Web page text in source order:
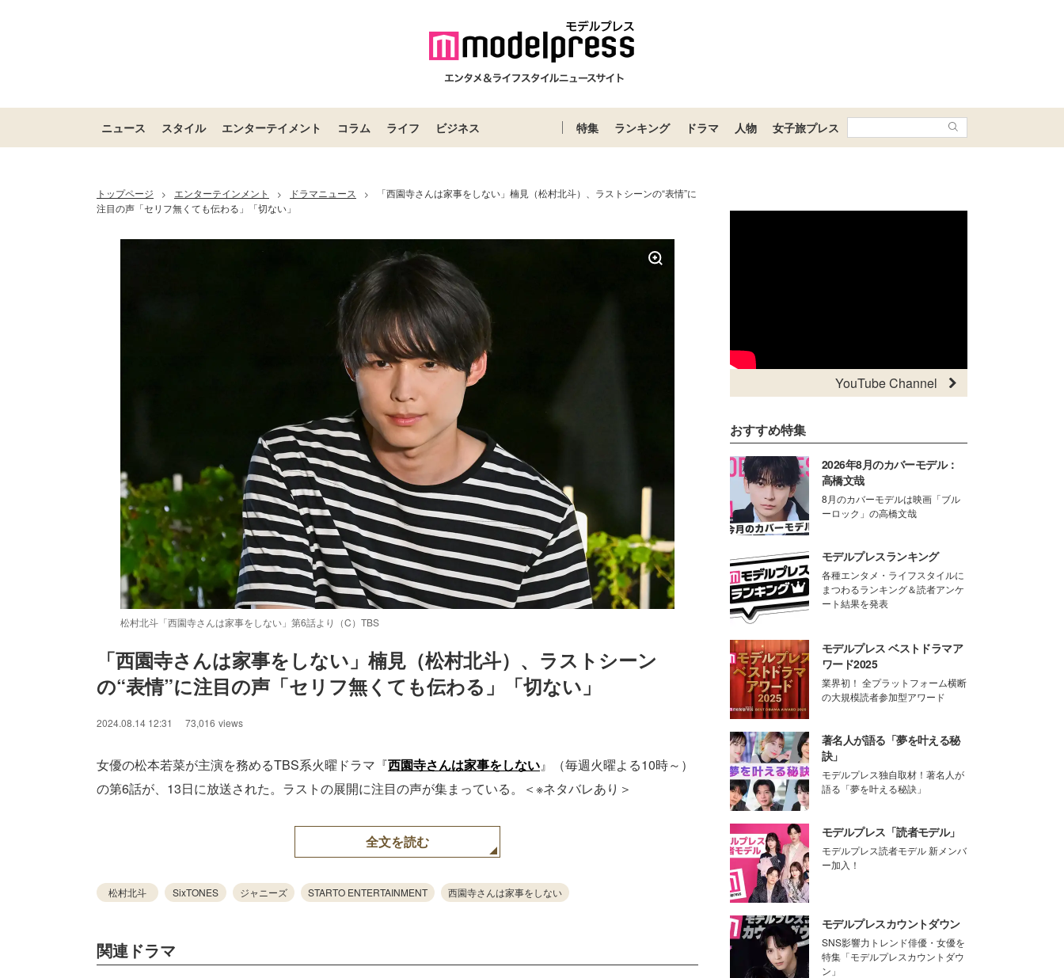
ニュース スタイル エンターテイメント コラム ライフ ビジネス 特集 ランキング ドラマ 人物 女子旅プレス
トップページ > エンターテインメント > ドラマニュース >
「西園寺さんは家事をしない」楠見（松村北斗）、ラストシーンの“表情”に
注目の声「セリフ無くても伝わる」「切ない」
松村北斗「西園寺さんは家事をしない」第6話より（C）TBS
Unmute / Loaded
87.03%
「西園寺さんは家事をしない」楠見（松村北斗）、ラストシーン
の“表情”に注目の声「セリフ無くても伝わる」「切ない」
2024.08.14 12:31 73,016 views
女優の松本若菜が主演を務めるTBS系火曜ドラマ『西園寺さんは家事をしない』（毎週火曜よる10時～）
の第6話が、13日に放送された。ラストの展開に注目の声が集まっている。＜※ネタバレあり＞
全文を読む
松村北斗 SixTONES ジャニーズ STARTO ENTERTAINMENT 西園寺さんは家事をしない
関連ドラマ
YouTube Channel
おすすめ特集
2026年8月のカバーモデル：
高橋文哉
8月のカバーモデルは映画「ブル
ーロック」の高橋文哉
モデルプレスランキング
各種エンタメ・ライフスタイルに
まつわるランキング＆読者アンケ
ート結果を発表
モデルプレス ベストドラマア
ワード2025
業界初！ 全プラットフォーム横断
の大規模読者参加型アワード
著名人が語る「夢を叶える秘
訣」
モデルプレス独自取材！著名人が
語る「夢を叶える秘訣」
モデルプレス「読者モデル」
モデルプレス読者モデル 新メンバ
ー加入！
モデルプレスカウントダウン
SNS影響力トレンド俳優・女優を
特集「モデルプレスカウントダウ
ン」